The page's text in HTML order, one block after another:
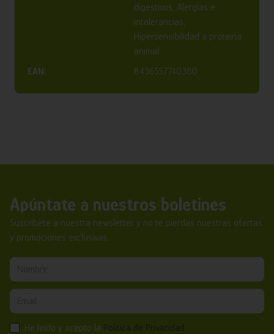
digestivos, Alergias e
intolerancias,
Hipersensibilidad a proteína
animal
EAN:
8436557740380
Apúntate a nuestros boletines
Suscríbete a nuestra newsletter y no te pierdas nuestras ofertas
y promociones exclusivas.
He leído y acepto la